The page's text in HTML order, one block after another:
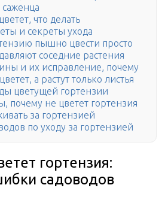
саженца
что делать
и секреты ухода
пышно цвести просто
соседние растения
и их исправление, почему
а растут только листья
цветущей гортензии
почему не цветет гортензия
за гортензией
по уходу за гортензией
гортензия:
садоводов